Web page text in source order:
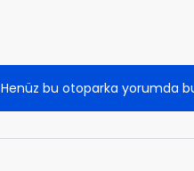
Henüz bu otoparka yorumda